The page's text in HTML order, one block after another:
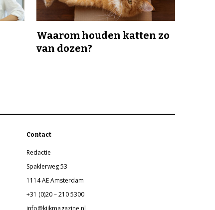
Waarom houden katten zo
van dozen?
Contact
Redactie
Spaklerweg 53
1114 AE Amsterdam
+31 (0)20 – 210 5300
info@kijkmagazine.nl